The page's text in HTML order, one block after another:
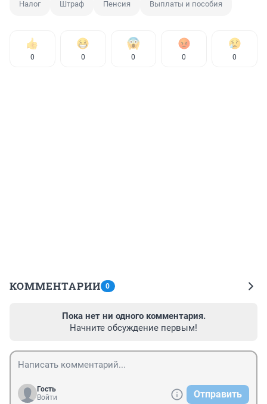
Налог Штраф Пенсия Выплаты и пособия
0 0 0 0 0
КОММЕНТАРИИ 0
Пока нет ни одного комментария.
Начните обсуждение первым!
Гость
Войти
Отправить